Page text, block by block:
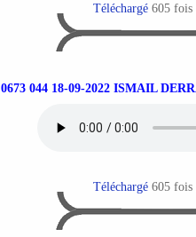
Téléchargé 605 fois
0673 044 18-09-2022 ISMAIL
Téléchargé 605 fois